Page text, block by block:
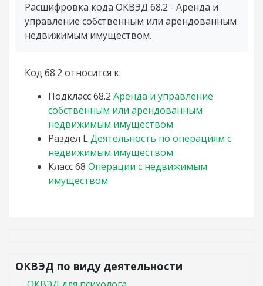
Расшифровка кода ОКВЭД 68.2 - Аренда и
управление собственным или арендованным
недвижимым имуществом.
Код 68.2 относится к:
Подкласс68.2 Аренда и управление
собственным или арендованным
недвижимым имуществом
Раздел LДеятельность по операциям с
недвижимым имуществом
Класс68 Операции с недвижимым
имуществом
ОКВЭД по виду деятельности